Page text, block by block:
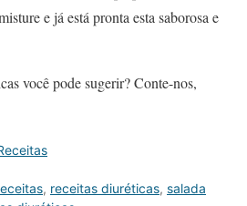
e já está pronta esta saborosa e
você pode sugerir? Conte-nos,
, receitas diuréticas, salada